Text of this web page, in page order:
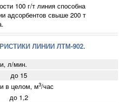
100 г/т линия способна
адсорбентов свыше 200 т
ЛИНИИ ЛТМ-902.
л/мин.
до 15
в целом, м3/час
до 1,2